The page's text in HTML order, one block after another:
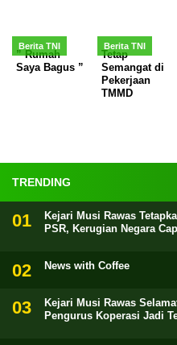
Berita TNI
” Rumah
Saya Bagus ”
Berita TNI
Tetap
Semangat di
Pekerjaan
TMMD
TRENDING
Kejari Musi Rawas
PSR, Kerugian Negara
News with Coffee
Kejari Musi Rawas
Pengurus Koperasi Jadi